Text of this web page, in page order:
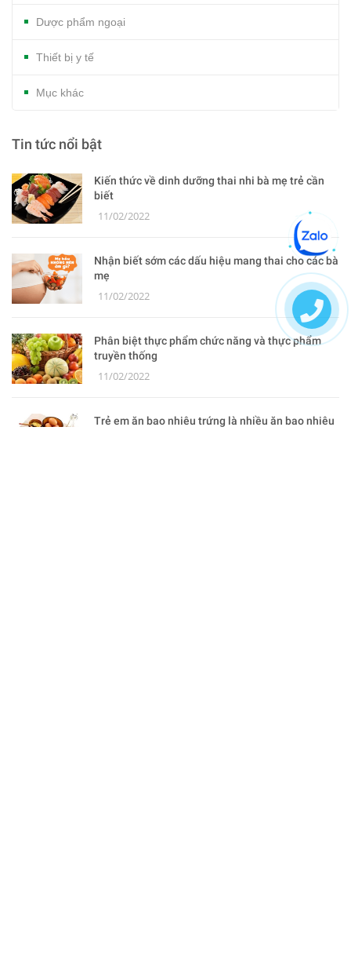
Dược phẩm ngoại
Thiết bị y tế
Mục khác
Tin tức nổi bật
Kiến thức về dinh dưỡng thai nhi bà mẹ trẻ cần
biết
11/02/2022
Nhận biết sớm các dấu hiệu mang thai cho các bà
mẹ
11/02/2022
Phân biệt thực phẩm chức năng và thực phẩm
truyền thống
11/02/2022
Trẻ em ăn bao nhiêu trứng là nhiều ăn bao nhiêu